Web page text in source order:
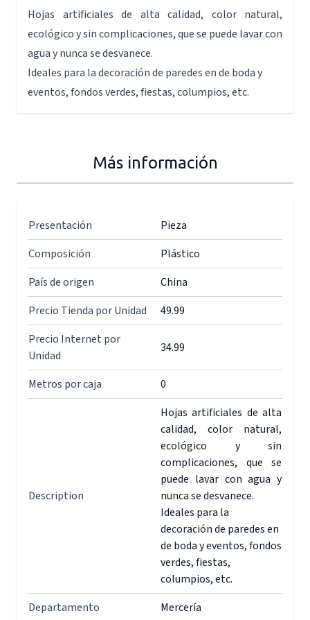
Hojas artificiales de alta calidad, color natural,
ecológico y sin complicaciones, que se puede lavar con
agua y nunca se desvanece.
Ideales para la decoración de paredes en de boda y
eventos, fondos verdes, fiestas, columpios, etc.
Más información
Presentación
Pieza
Composición
Plástico
País de origen
China
Precio Tienda por Unidad
49.99
Precio Internet por
Unidad
34.99
Metros por caja 0
Description
Hojas artificiales de alta
calidad, color natural,
ecológico y sin
complicaciones, que se
puede lavar con agua y
nunca se desvanece.
Ideales para la
decoración de paredes en
de boda y eventos, fondos
verdes, fiestas,
columpios, etc.
Departamento
Mercería